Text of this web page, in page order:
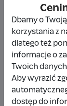
Dbamy o
korzystania z
dlatego też
informacje o
Twoich
Aby wyrazić
dostęp do